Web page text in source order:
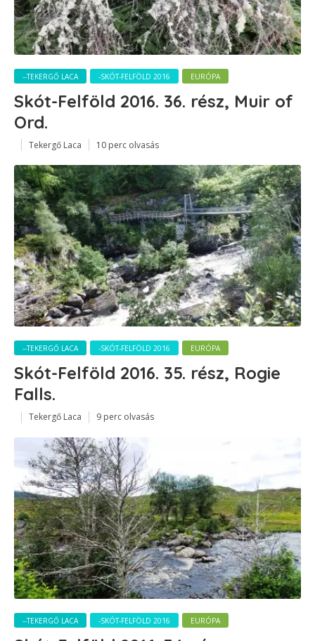
--TEKERGŐ LACA -SKÓT-FELFÖLD 2016 EURÓPA
Skót-Felföld 2016. 36. rész, Muir of
Ord.
Tekergő Laca 10 perc olvasás
--TEKERGŐ LACA -SKÓT-FELFÖLD 2016 EURÓPA
Skót-Felföld 2016. 35. rész, Rogie
Falls.
Tekergő Laca 9 perc olvasás
--TEKERGŐ LACA -SKÓT-FELFÖLD 2016 EURÓPA